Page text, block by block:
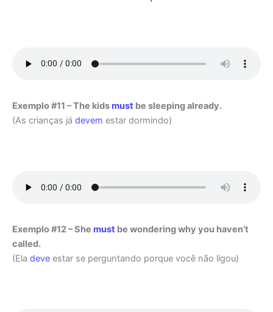
Exemplo #11 – The kids must be sleeping already.
(As crianças já devem estar dormindo)
Exemplo #12 – She must be wondering why you haven’t
called.
(Ela deve estar se perguntando porque você não ligou)